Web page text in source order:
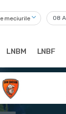
meciurile
LNBM LNBF